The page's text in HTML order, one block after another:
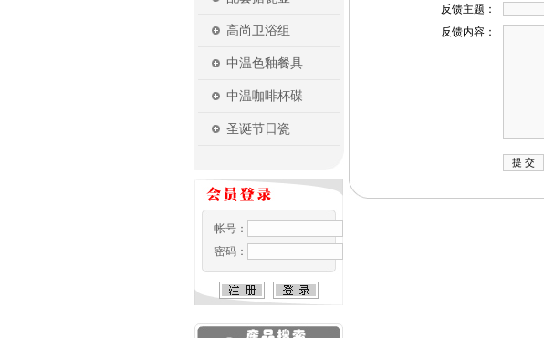
高尚卫浴组
中温色釉餐具
中温咖啡杯碟
圣诞节日瓷
帐号：
密码：
反馈主题：
反馈内容：